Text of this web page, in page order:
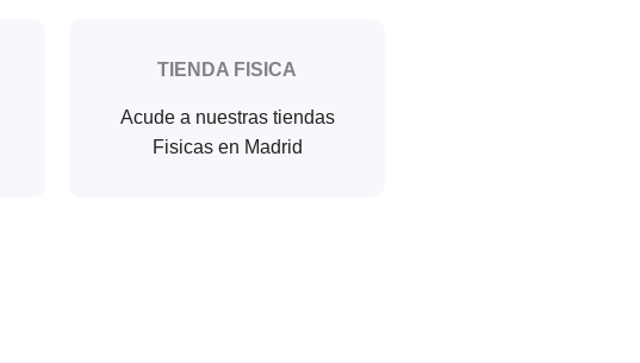
TIENDA FISICA
Acude a nuestras tiendas
Fisicas en Madrid